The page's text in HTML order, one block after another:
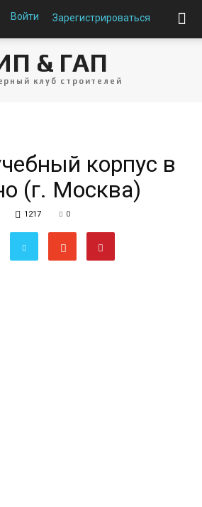
Войти Зарегистрироваться
& ГАП
клуб строителей
корпус в
(г. Москва)
1217 0